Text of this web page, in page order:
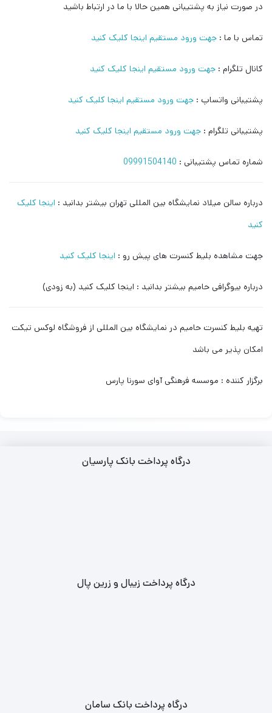
در صورت نیاز به پشتیبانی همین حالا با ما در ارتباط باشید
تماس با ما : جهت ورود مستقیم اینجا کلیک کنید
کانال تلگرام : جهت ورود مستقیم اینجا کلیک کنید
پشتیبانی واتساپ : جهت ورود مستقیم اینجا کلیک کنید
پشتیبانی تلگرام : جهت ورود مستقیم اینجا کلیک کنید
شماره تماس پشتیبانی : 09991504140
درباره سالن میلاد نمایشگاه بین المللی تهران بیشتر بدانید : اینجا کلیک
کنید
جهت مشاهده بلیط کنسرت های پیش رو : اینجا کلیک کنید
درباره بیوگرافی حامیم بیشتر بدانید : اینجا کلیک کنید (به زودی)
تهیه بلیط کنسرت حامیم در نمایشگاه بین المللی از فروشگاه لوکس تیکت
امکان پذیر می باشد
برگزار کننده : موسسه فرهنگی آوای سورنا پارس
درگاه پرداخت بانک پارسیان
درگاه پرداخت زیبال و زرین پال
درگاه پرداخت بانک سامان